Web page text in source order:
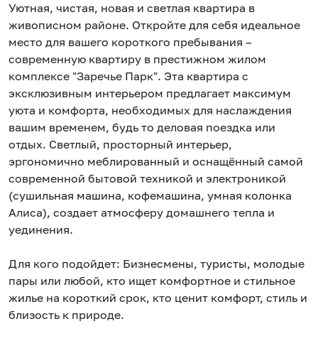
Уютная, чистая, новая и светлая квартира в
живописном районе. Откройте для себя идеальное
место для вашего короткого пребывания –
современную квартиру в престижном жилом
комплексе "Заречье Парк". Эта квартира с
эксклюзивным интерьером предлагает максимум
уюта и комфорта, необходимых для наслаждения
вашим временем, будь то деловая поездка или
отдых. Светлый, просторный интерьер,
эргономично меблированный и оснащённый самой
современной бытовой техникой и электроникой
(сушильная машина, кофемашина, умная колонка
Алиса), создает атмосферу домашнего тепла и
уединения.
Для кого подойдет: Бизнесмены, туристы, молодые
пары или любой, кто ищет комфортное и стильное
жилье на короткий срок, кто ценит комфорт, стиль и
близость к природе.